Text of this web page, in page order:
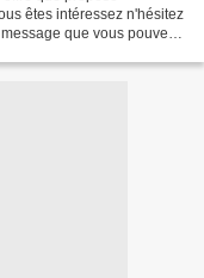
êtes intéressez n'hésitez
que vous pouvez